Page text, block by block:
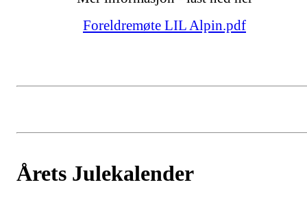
Foreldremøte LIL Alpin.pdf
Årets Julekalender